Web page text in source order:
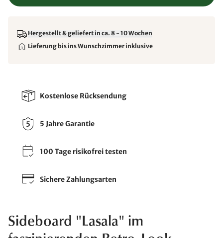
Hergestellt & geliefert in ca. 8 - 10 Wochen
Lieferung bis ins Wunschzimmer inklusive
Kostenlose Rücksendung
5 Jahre Garantie
100 Tage risikofrei testen
Sichere Zahlungsarten
Sideboard "Lasala" im